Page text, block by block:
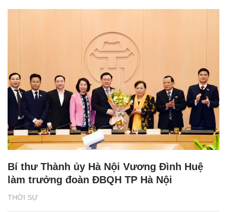
THỜI SỰ
Bí thư Thành ủy Hà Nội Vương Đình Huệ
làm trưởng đoàn ĐBQH TP Hà Nội